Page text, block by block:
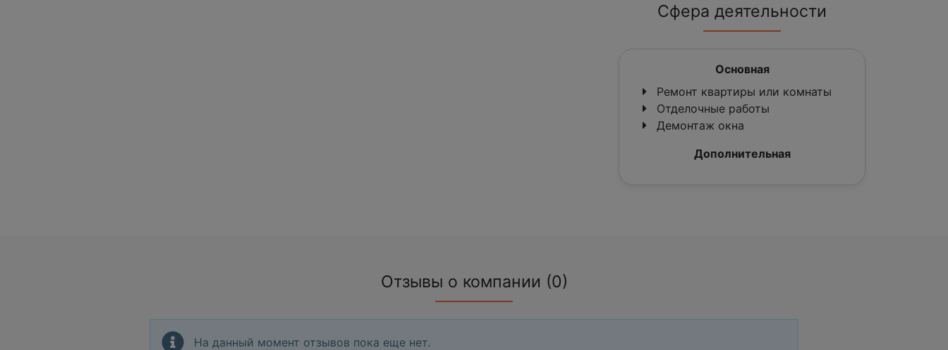
Сфера деятельности
Основная
Ремонт квартиры или комнаты
Отделочные работы
Демонтаж окна
Дополнительная
Отзывы о компании (0)
На данный момент отзывов пока еще нет.